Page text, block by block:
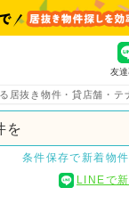
居抜き物件・貸店舗・テ
友
を
条件保存で新着物
LINEで